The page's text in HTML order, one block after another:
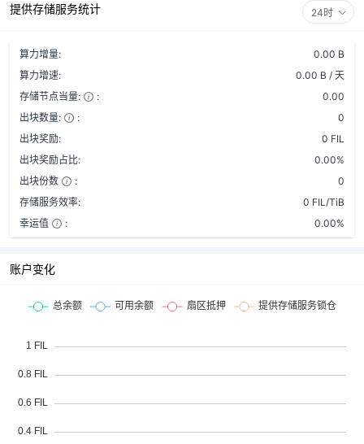
提供存储服务统计 24时
算力增量:
0.00 B
算力增速:
0.00 B / 天
存储节点当量:
:
0.00
出块数量:
:
0
出块奖励:
0 FIL
出块奖励占比:
0.00%
出块份数
:
0
存储服务效率:
0 FIL/TiB
幸运值
: 0.00%
账户变化